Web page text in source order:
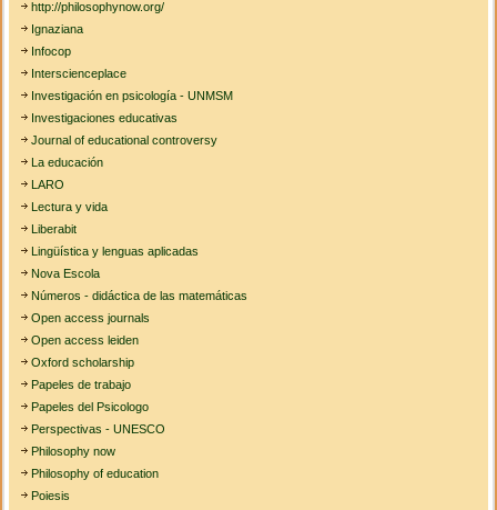
http://philosophynow.org/
Ignaziana
Infocop
Interscienceplace
Investigación en psicología - UNMSM
Investigaciones educativas
Journal of educational controversy
La educación
LARO
Lectura y vida
Liberabit
Lingüística y lenguas aplicadas
Nova Escola
Números - didáctica de las matemáticas
Open access journals
Open access leiden
Oxford scholarship
Papeles de trabajo
Papeles del Psicologo
Perspectivas - UNESCO
Philosophy now
Philosophy of education
Poiesis